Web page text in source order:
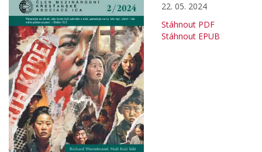
22. 05. 2024
Stáhnout PDF
Stáhnout EPUB